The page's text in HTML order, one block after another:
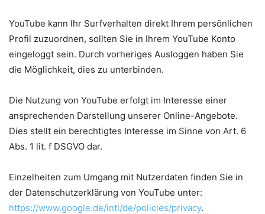
YouTube kann Ihr Surfverhalten direkt Ihrem persönlichen
Profil zuzuordnen, sollten Sie in Ihrem YouTube Konto
eingeloggt sein. Durch vorheriges Ausloggen haben Sie
die Möglichkeit, dies zu unterbinden.
Die Nutzung von YouTube erfolgt im Interesse einer
ansprechenden Darstellung unserer Online-Angebote.
Dies stellt ein berechtigtes Interesse im Sinne von Art. 6
Abs. 1 lit. f DSGVO dar.
Einzelheiten zum Umgang mit Nutzerdaten finden Sie in
der Datenschutzerklärung von YouTube unter:
https://www.google.de/intl/de/policies/privacy.